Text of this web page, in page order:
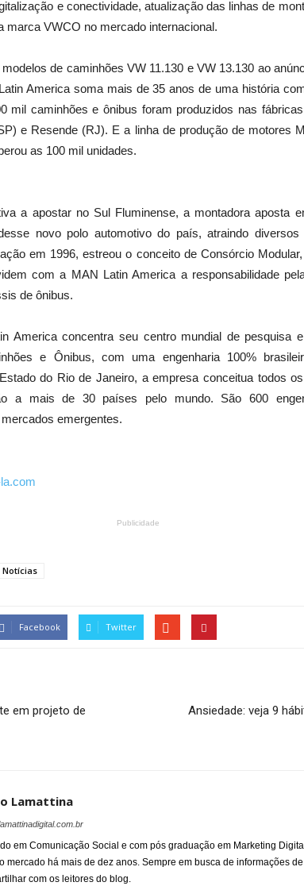
e conectividade, atualização das linhas de
marca VWCO no mercado internacional.
de caminhões VW 11.130 e VW 13.130 ao
America soma mais de 35 anos de uma história
mil caminhões e ônibus foram produzidos nas
e Resende (RJ). E a linha de produção de motores
as 100 mil unidades.
a apostar no Sul Fluminense, a montadora aposta
novo polo automotivo do país, atraindo
em 1996, estreou o conceito de Consórcio
com a MAN Latin America a responsabilidade
de ônibus.
America concentra seu centro mundial de pesquisa
e Ônibus, com uma engenharia 100%
do Rio de Janeiro, a empresa conceitua todos
a mais de 30 países pelo mundo. São 600
emergentes.
Publicidade
Facebook Twitter
em projeto de
Ansiedade: veja 9
Lamattina
em Comunicação Social e com pós graduação em Marketing
mercado há mais de dez anos. Sempre em busca de informações
com os leitores do blog.